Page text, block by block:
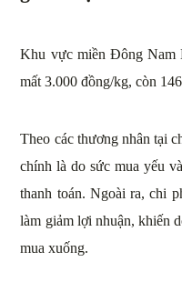
Khu vực miền Đông Nam
mất 3.000 đồng/kg, còn
Theo các thương nhân tại
chính là do sức mua yếu
thanh toán. Ngoài ra, chi
làm giảm lợi nhuận, khiến
mua xuống.